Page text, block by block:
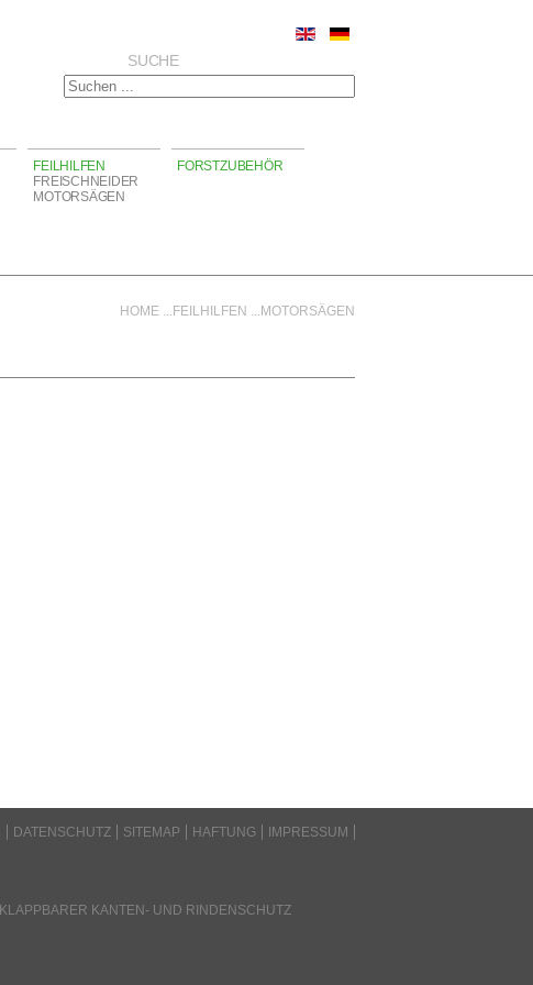
SUCHE
FEILHILFEN
FREISCHNEIDER
MOTORSÄGEN
FORSTZUBEHÖR
HOME ... FEILHILFEN ... MOTORSÄGEN
IMPRESSUM
HAFTUNG
SITEMAP
DATENSCHUTZ
KLAPPBARER KANTEN- UND RINDENSCHUTZ